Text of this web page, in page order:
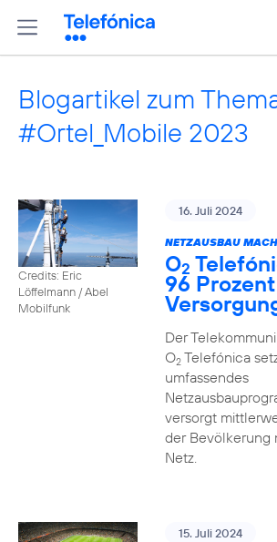
Blogartikel zum
#Ortel_Mobile 2023
Credits: Eric
Löffelmann / Abel
Mobilfunk
16. Juli 2024
NETZAUSBAU
O2
96
Der
O2Telefónica
umfassendes
versorgt
der Bevölkerung
Netz.
15. Juli 2024